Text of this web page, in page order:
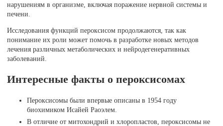
нарушениям в организме, включая поражение нервной системы и
печени.
Исследования функций пероксисом продолжаются, так как
понимание их роли может помочь в разработке новых методов
лечения различных метаболических и нейродегенеративных
заболеваний.
Интересные факты о пероксисомах
Пероксисомы были впервые описаны в 1954 году
биохимиком Исайей Раоэлем.
В отличие от митохондрий и хлоропластов, пероксисомы не